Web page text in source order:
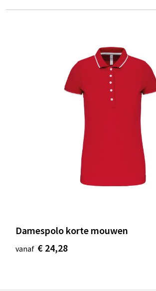
Damespolo korte mouwen
vanaf € 24,28